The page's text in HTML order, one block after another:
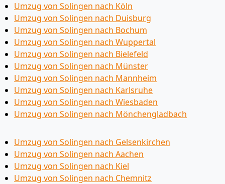
Umzug von Solingen nach Köln
Umzug von Solingen nach Duisburg
Umzug von Solingen nach Bochum
Umzug von Solingen nach Wuppertal
Umzug von Solingen nach Bielefeld
Umzug von Solingen nach Münster
Umzug von Solingen nach Mannheim
Umzug von Solingen nach Karlsruhe
Umzug von Solingen nach Wiesbaden
Umzug von Solingen nach Mönchen­gladbach
Umzug von Solingen nach Gelsenkirchen
Umzug von Solingen nach Aachen
Umzug von Solingen nach Kiel
Umzug von Solingen nach Chemnitz